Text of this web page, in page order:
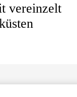
vereinzelt